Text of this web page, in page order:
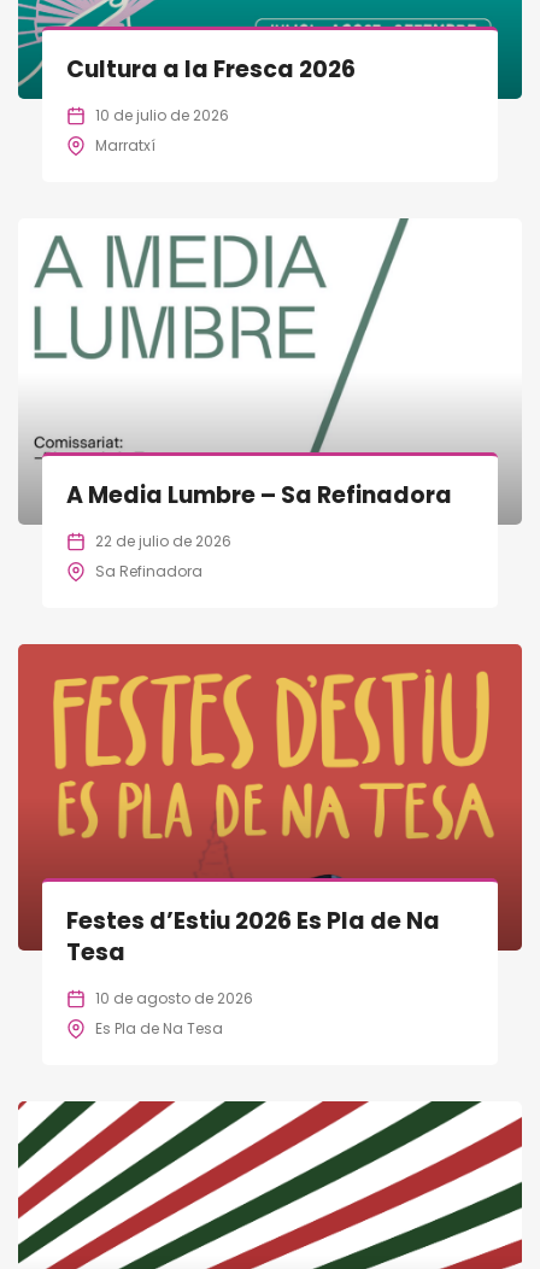
Cultura a la Fresca 2026
10 de julio de 2026
Marratxí
A Media Lumbre – Sa Refinadora
22 de julio de 2026
Sa Refinadora
Festes d’Estiu 2026 Es Pla de Na
Tesa
10 de agosto de 2026
Es Pla de Na Tesa